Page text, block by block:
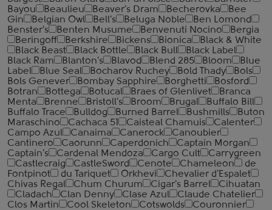
Bayou
Beaulieu Beaver's Dram Becherovka
Bee
Gin
Belgian Owl Bell's Beluga Noble
Ben Lomond
Benster's
Benten Musume Benvenuti Nocino
Bergia
Beringoff
Berkshire Bickens Bionica
Black & White
Black Beast
Black Bottle Black Bull
Black Label
Black Ram
Blanton's Blavod Blend 285 Bloom
Blue
Label
Blue Seal Bocharov Ruchey Bold Thady
Bols
Bols Genever
Bombay Sapphire Borghetti
Bosford
Botran
Bottega Botucal Braes of Glenlivet
Branca
Menta
Brenne Bristoll's Broom Brugal
Buffalo Bill
Buffalo Trace
Bulldog Burned Barrel Bushmills
Buton
Maraschino
Cachaca 51 Caisteal Chamuis
Calenter
Campo Azul
Canaima Canerock
Canoubier
Cantinero
Caorunn Caperdonich
Captain Morgan
Captain's
Cardenal Mendoza Cargo Cult
Carrygreen
Castlecraig
CastleSword Cenote Chameleon
de
Fontpinot
du Tariquet Orkhevi
Chevalier d'Espalet
Chivas Regal
Chum Churum Cigar's Barrel
Cihuatan
Cladach
Clan Denny Clase Azul
Claude Chatelier
Clos Martin
Cool Skeleton Cotswolds
Couronnier